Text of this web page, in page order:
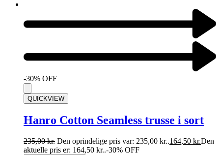
-30% OFF
QUICKVIEW
Hanro Cotton Seamless trusse i sort
235,00kr. Den oprindelige pris var: 235,00 kr..164,50 kr.Den
aktuelle pris er: 164,50 kr..-30% OFF